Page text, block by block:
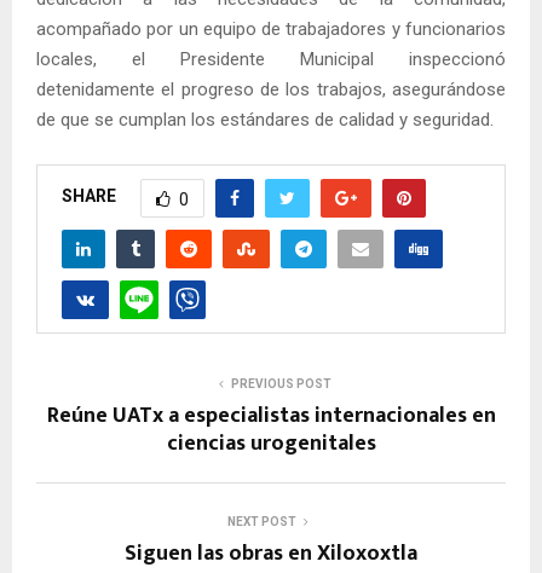
acompañado por un equipo de trabajadores y funcionarios
locales, el Presidente Municipal inspeccionó
detenidamente el progreso de los trabajos, asegurándose
de que se cumplan los estándares de calidad y seguridad.
SHARE 0
PREVIOUS POST
Reúne UATx a especialistas internacionales en
ciencias urogenitales
NEXT POST
Siguen las obras en Xiloxoxtla